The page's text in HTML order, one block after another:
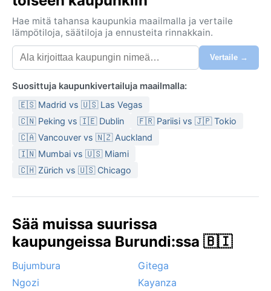
tyypillistä selvät sade- ja kuivakaudet.
Päivälämpötilat pysyttelevät ympäri vuoden 25–30
asteen tuntumassa, ja ilmankosteus on lähes aina
korkea, erityisesti sadekausina. Sateet jakautuvat
kahteen jaksoon: pitkät sateet helmikuusta
toukokuuhun ja lyhyemmät loka–joulukuussa. Kuivin ja
viilein kausi osuu kesä–elokuuhun, jolloin öisin voi olla
mukavan viileää. Matkalle kannattaa pakata kevyitä,
hengittäviä vaatteita, sadevarusteita ja hyttysverkko,
Paras aika vierailla Rumongessa on kuiva kausi
ja päivät aurinkoisia. Silloin matkustaminen ja
trooppisia myrskyjä esiintyy enimmäkseen
sadekausien alussa, ja Tanganjikajärven yllä saattaa
välillä puhaltaa voimakkaita tuulia. Hurrikaaneja tai
sirokkoja ei täällä tunneta, eikä lunta tietenkään näy.
Ilmasto on tasaisen lämmin läpi vuoden, joten pienikin
Hae mitä tahansa kaupunkia maailmalla ja vertaile
lämpötiloja, säätiloja ja ennusteita rinnakkain.
Vertaile →
Suosittuja kaupunkivertailuja maailmalla:
🇪🇸 Madrid vs 🇺🇸 Las Vegas
🇨🇳 Peking vs 🇮🇪 Dublin
🇫🇷 Pariisi vs 🇯🇵 Tokio
🇨🇦 Vancouver vs 🇳🇿 Auckland
🇮🇳 Mumbai vs 🇺🇸 Miami
🇨🇭 Zürich vs 🇺🇸 Chicago
Sää muissa suurissa
kaupungeissa Burundi:ssa 🇧🇮
Bujumbura
Gitega
Ngozi
Kayanza